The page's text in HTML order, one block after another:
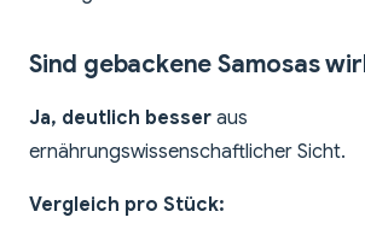
Sind gebackene Samosas
Ja, deutlich besser aus
ernährungswissenschaftlicher Sicht.
Vergleich pro Stück: